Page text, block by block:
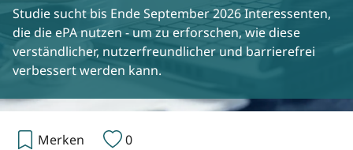
Studie sucht bis Ende September 2026 Interessenten,
die die ePA nutzen - um zu erforschen, wie diese
verständlicher, nutzerfreundlicher und barrierefrei
verbessert werden kann.
Merken
0